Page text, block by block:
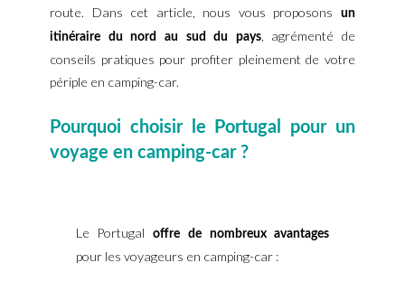
route. Dans cet article, nous vous proposons un
itinéraire du nord au sud du pays, agrémenté de
conseils pratiques pour profiter pleinement de votre
périple en camping-car.
Pourquoi choisir le Portugal pour un
voyage en camping-car ?
Le Portugaloffre de nombreux avantages
pour les voyageurs en camping-car :